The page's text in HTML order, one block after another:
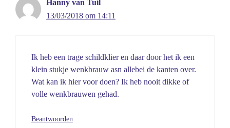
Hanny van Tuil
13/03/2018 om 14:11
Ik heb een trage schildklier en daar door het ik een
klein stukje wenkbrauw asn allebei de kanten over.
Wat kan ik hier voor doen? Ik heb nooit dikke of
volle wenkbrauwen gehad.
Beantwoorden